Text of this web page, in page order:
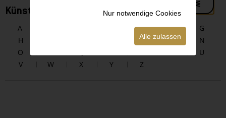
Nur notwendige Cookies
Alle zulassen
KünstlerInnen alphabetisch
A E F
G
H
L M
N
O
U
V
W X Y Z